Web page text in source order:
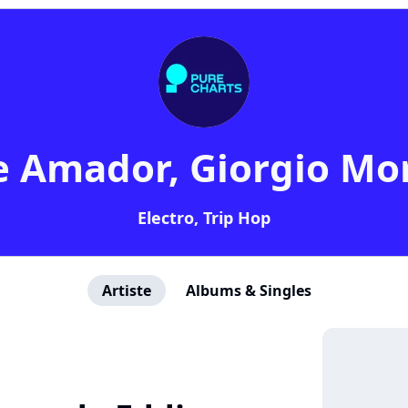
Amador, Giorgio
Electro, Trip Hop
Artiste Albums & Singles